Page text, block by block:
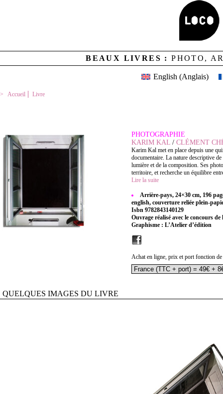
BEAUX LIVRES :PHOTO,
English (Anglais)
Accueil Livre
PHOTOGRAPHIE
KARIM KAL / CLÉMENT
Karim Kal met en place depuis une
documentaire. La nature descriptive
lumière et de la composition. Ses
territoire, et recherche un équilibre
Lire la suite
Arrière-pays, 24×30 cm, 196
english, couverture reliée plein-
Isbn 9782843140129
Ouvrage réalisé avec le concours
Graphisme : L’Atelier d’édition
Achat en ligne, prix et port fonction de
QUELQUES IMAGES DU LIVRE